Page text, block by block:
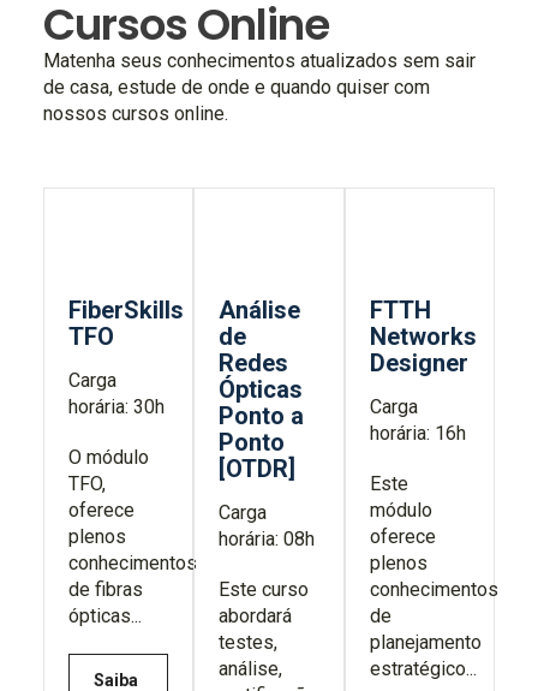
Cursos Online
Matenha seus conhecimentos atualizados sem sair
de casa, estude de onde e quando quiser com
nossos cursos online.
FiberSkills
TFO
Carga
horária: 30h
O módulo
TFO,
oferece
plenos
conhecimentos
de fibras
ópticas...
Saiba
Análise
de
Redes
Ópticas
Ponto a
Ponto
[OTDR]
Carga
horária: 08h
Este curso
abordará
testes,
análise,
FTTH
Networks
Designer
Carga
horária: 16h
Este
módulo
oferece
plenos
conhecimentos
de
planejamento
estratégico...